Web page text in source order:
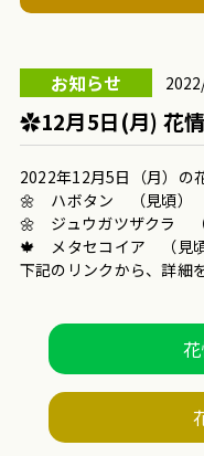
お知らせ
✿12月5日(月) 花
2022年12月5日（月）の
🌼 ハボタン （見頃）
🌼 ジュウガツザクラ （
🍁 メタセコイア （見頃
下記のリンクから、詳細